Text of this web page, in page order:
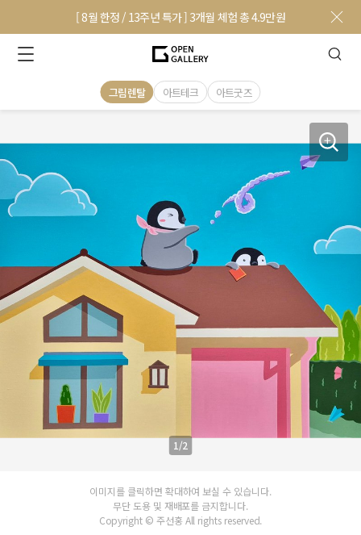
[ 8월 한정 / 13주년 특가 ] 3개월 체험 총 4.9만원
그림렌탈 아트테크 아트굿즈
1/2
이미지를 클릭하면 확대하여 보실 수 있습니다.
무단 도용 및 재배포를 금지합니다.
Copyright © 주선홍 All rights reserved.